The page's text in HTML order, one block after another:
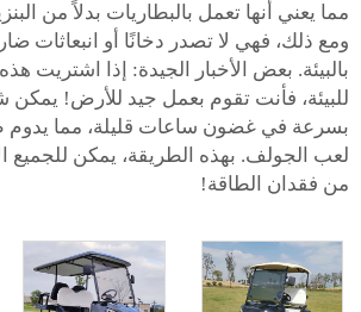
مما يعني أنها تعمل بالبطاريات بدلاً من
ومع ذلك، فهي لا تصدر دخانًا أو انبعاثات
بالبيئة. بعض الأخبار الجيدة: إذا اشتريت
للبيئة، فأنت تقوم بعمل جيد للأرض! يمكن
بسرعة في غضون ساعات قليلة، مما يدوم
لعب الجولف. بهذه الطريقة، يمكن للجميع
من فقدان الطاقة!